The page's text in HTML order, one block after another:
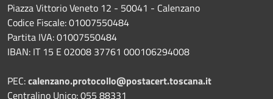
Piazza Vittorio Veneto 12 - 50041 - Calenzano
Codice Fiscale: 01007550484
Partita IVA: 01007550484
IBAN: IT 15 E 02008 37761 000106294008
PEC:calenzano.protocollo@postacert.toscana.it
Centralino Unico: 055 88331